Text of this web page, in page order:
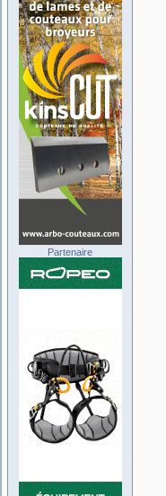
Partenaire